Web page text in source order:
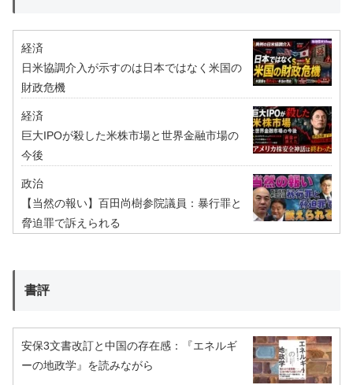
経済
日米協調介入が示すのは日本ではなく米国の
財政危機
経済
巨大IPOが殺した米株市場と世界金融市場の
今後
政治
【当然の報い】百田尚樹参院議員：暴行罪と
脅迫罪で訴えられる
書評
安保3文書改訂と中国の存在感：『エネルギ
ーの地政学』を読みながら